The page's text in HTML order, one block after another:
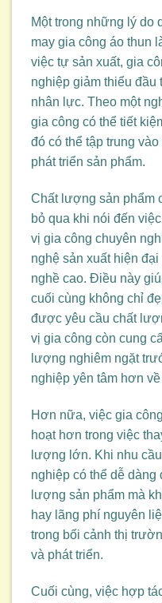
Một trong những lý do
may gia công áo thun
việc tự sản xuất, gia
nghiệp giảm thiểu đầu
nhân lực. Theo một
gia công có thể tiết
đó có thể tập trung
phát triển sản phẩm.
Chất lượng sản phẩm
bỏ qua khi nói đến việc
vị gia công chuyên
nghệ sản xuất hiện
nghề cao. Điều này
cuối cùng không chỉ
được yêu cầu chất
vị gia công còn cung
lượng nghiêm ngặt
nghiệp yên tâm hơn
Hơn nữa, việc gia
hoạt hơn trong việc
lượng lớn. Khi nhu
nghiệp có thể dễ dàng
lượng sản phẩm mà
hay lãng phí nguyên
trong bối cảnh thị
và phát triển.
Cuối cùng, việc hợp